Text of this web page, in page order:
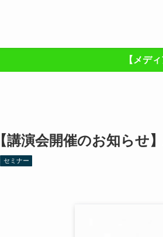
【メデ
【講演会開催のお知らせ
セミナー